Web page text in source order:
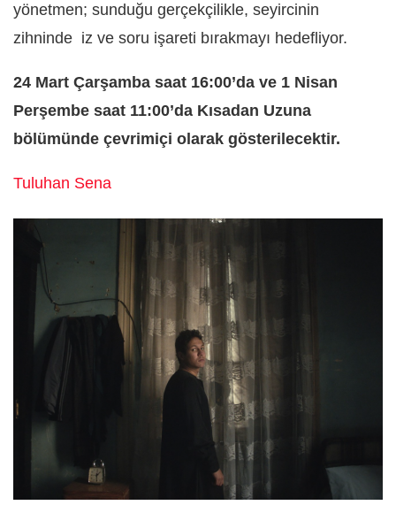
yönetmen; sunduğu gerçekçilikle, seyircinin
zihninde iz ve soru işareti bırakmayı hedefliyor.
24 Mart Çarşamba saat 16:00’da ve 1 Nisan
Perşembe saat 11:00’da Kısadan Uzuna
bölümünde çevrimiçi olarak gösterilecektir.
Tuluhan Sena